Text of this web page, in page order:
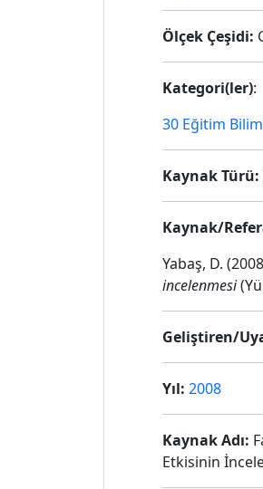
Ölçek Çeşidi:
Kategori(ler):
30 Eğitim
Kaynak Türü:
Kaynak/
Yabaş, D.
incelenmesi
Geliştiren/
Yıl: 2008
Kaynak Adı:
Etkisinin